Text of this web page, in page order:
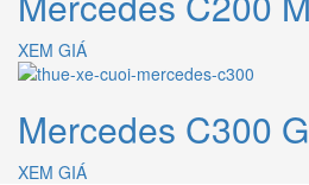
XEM GIÁ
Mercedes C300
XEM GIÁ